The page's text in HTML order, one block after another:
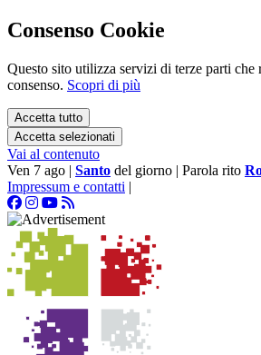
Consenso Cookie
Questo sito utilizza servizi di terze parti
consenso. Scopri di più
Accetta tutto
Accetta selezionati
Vai al contenuto
Ven 7 ago | Santo del giorno | Parola rito
Impressum e contatti |